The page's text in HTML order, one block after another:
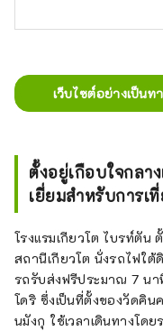
เว็บไซต์อย่างเป็นท
ตั้งอยู่เกือบใจกลา
เยี่ยมสำหรับการเ
โรงแรมเกียวโต ไบรท์ตั
สถานีเกียวโต นั่งรถไฟใต้
รถรับส่งฟรีประมาณ 7 นา
โดริ ซึ่งเป็นที่ตั้งของวัดคิน
นมังกุ ใช้เวลาเดินทางโด